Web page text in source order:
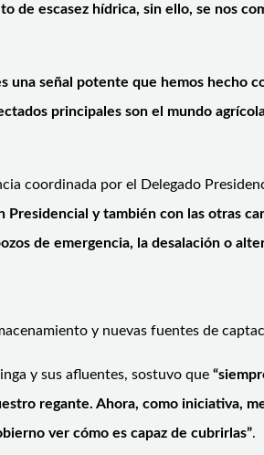
escasez hídrica, sin ello, se nos
una señal potente que hemos hecho
principales son el mundo
coordinada por el Delegado
y también con las otras
de emergencia, la desalación o
y nuevas fuentes de
y sus afluentes, sostuvo que
regante. Ahora, como iniciativa,
ver cómo es capaz de cubrirlas”.